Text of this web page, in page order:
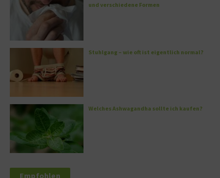
und verschiedene Formen
Stuhlgang – wie oft ist eigentlich normal?
Welches Ashwagandha sollte ich kaufen?
Empfohlen